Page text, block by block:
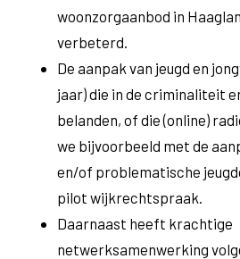
woonzorgaanbod in
verbeterd.
De aanpak van jeugd en
jaar) die in de criminaliteit
belanden, of die (online)
we bijvoorbeeld met de
en/of problematische
pilot wijkrechtspraak.
Daarnaast heeft krachtige
netwerksamenwerking